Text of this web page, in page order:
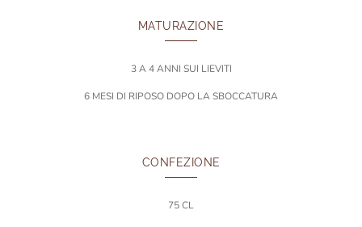
MATURAZIONE
3 A 4 ANNI SUI LIEVITI
6 MESI DI RIPOSO DOPO LA SBOCCATURA
CONFEZIONE
75 CL